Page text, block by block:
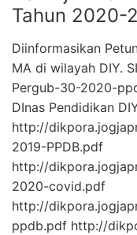
Tahun 2020-
Diinformasikan
MA di wilayah DIY.
Pergub-30-2020-
DInas Pendidikan
http://
2019-PPDB.pdf
http://
2020-covid.pdf
http://
ppdb.pdf http://